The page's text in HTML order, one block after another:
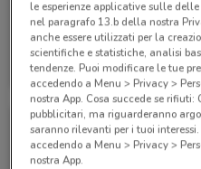
Alpitour
Scade il 31/10 942 m
le esperienze applicative sulle
nel paragrafo 13.b della nostra
anche essere utilizzati per la
scientifiche e statistiche, analisi
tendenze. Puoi modificare le tue
accedendo a Menu > Privacy >
nostra App. Cosa succede se
pubblicitari, ma riguarderanno
saranno rilevanti per i tuoi
accedendo a Menu > Privacy >
nostra App.